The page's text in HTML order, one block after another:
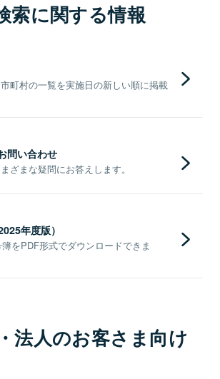
索に関する情報
町村の一覧を実施日の新しい順に掲載
問い合わせ
ざまな疑問にお答えします。
年度版）
をPDF形式でダウンロードできま
法人のお客さま向け